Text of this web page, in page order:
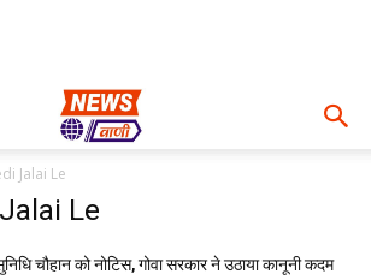
Jalai Le
Le
चौहान को नोटिस, गोवा सरकार ने उठाया कानूनी कदम